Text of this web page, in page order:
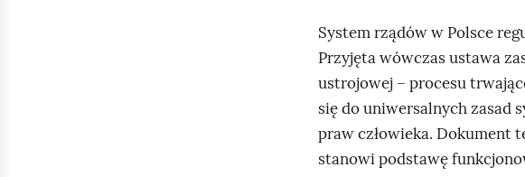
System rządów w Polsce
Przyjęta wówczas ustawa
ustrojowej – procesu
się do uniwersalnych zasad
praw człowieka. Dokument
stanowi podstawę